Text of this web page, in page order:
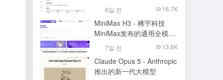
的语音识别大模型
6일 전 16.7K
MiniMax H3 - 稀宇科技
MiniMax发布的通用全模态
生成模型
7일 전 13.6K
Claude Opus 5 - Anthropic
推出的新一代大模型